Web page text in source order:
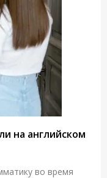
на английском
во время